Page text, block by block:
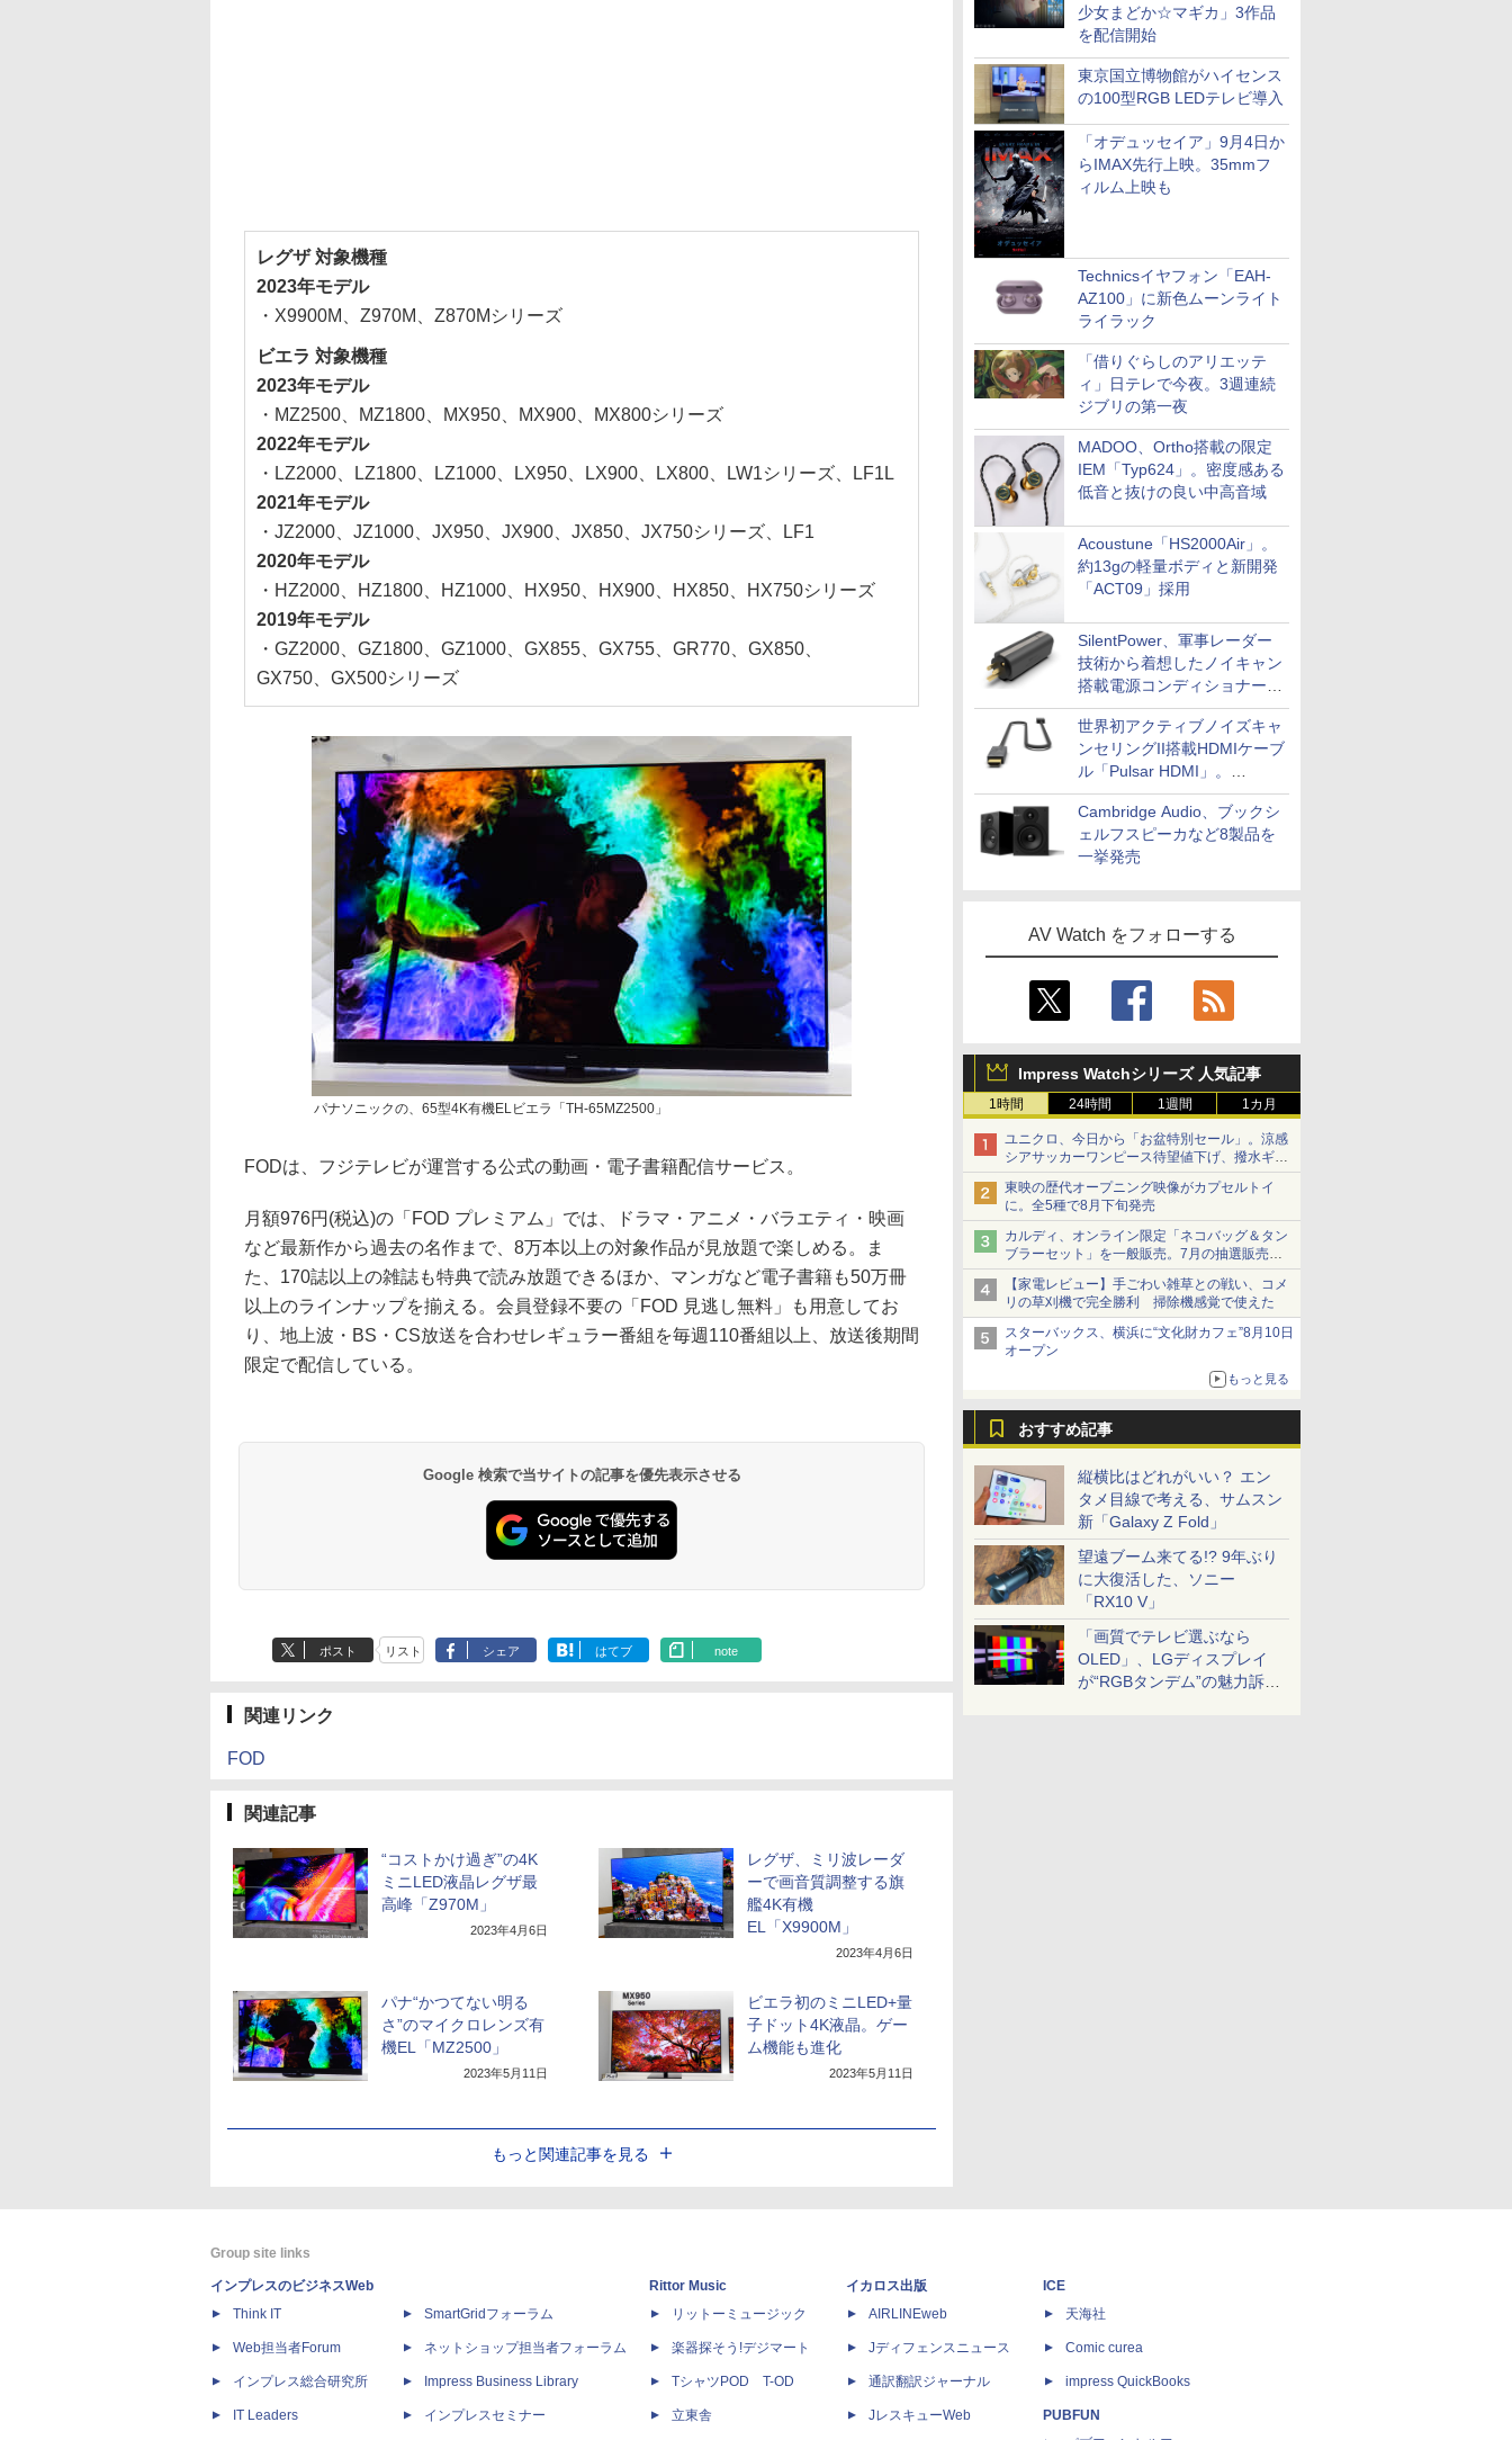
少女まどか☆マギカ」3作品
を配信開始
東京国立博物館がハイセンス
の100型RGB LEDテレビ導入
「オデュッセイア」9月4日か
らIMAX先行上映。35mmフ
ィルム上映も
Technicsイヤフォン「EAH-
AZ100」に新色ムーンライト
ライラック
「借りぐらしのアリエッテ
ィ」日テレで今夜。3週連続
ジブリの第一夜
MADOO、Ortho搭載の限定
IEM「Typ624」。密度感ある
低音と抜けの良い中高音域
Acoustune「HS2000Air」。
約13gの軽量ボディと新開発
「ACT09」採用
SilentPower、軍事レーダー
技術から着想したノイキャン
搭載電源コンディショナー
「AC iPurifier2」
世界初アクティブノイズキャ
ンセリングII搭載HDMIケーブ
ル「Pulsar HDMI」。
SilentPowerから
Cambridge Audio、ブックシ
ェルフスピーカなど8製品を
一挙発売
AV Watch をフォローする
Impress Watchシリーズ 人気記事
1時間 24時間 1週間 1カ月
ユニクロ、今日から「お盆特別セール」。涼感
シアサッカーワンピース待望値下げ、撥水ギア
ショーツは1990円に
東映の歴代オープニング映像がカプセルトイ
に。全5種で8月下旬発売
カルディ、オンライン限定「ネコバッグ＆タン
ブラーセット」を一般販売。7月の抽選販売の
当選無効分
【家電レビュー】手ごわい雑草との戦い、コメ
リの草刈機で完全勝利 掃除機感覚で使えた
スターバックス、横浜に“文化財カフェ”8月10日
オープン
もっと見る
おすすめ記事
縦横比はどれがいい？ エン
タメ目線で考える、サムスン
新「Galaxy Z Fold」
望遠ブーム来てる!? 9年ぶり
に大復活した、ソニー
「RX10 V」
「画質でテレビ選ぶなら
OLED」、LGディスプレイ
が“RGBタンデム”の魅力訴
レグザ 対象機種
2023年モデル
・X9900M、Z970M、Z870Mシリーズ
ビエラ 対象機種
2023年モデル
・MZ2500、MZ1800、MX950、MX900、MX800シリーズ
2022年モデル
・LZ2000、LZ1800、LZ1000、LX950、LX900、LX800、LW1シリーズ、LF1L
2021年モデル
・JZ2000、JZ1000、JX950、JX900、JX850、JX750シリーズ、LF1
2020年モデル
・HZ2000、HZ1800、HZ1000、HX950、HX900、HX850、HX750シリーズ
2019年モデル
・GZ2000、GZ1800、GZ1000、GX855、GX755、GR770、GX850、
GX750、GX500シリーズ
パナソニックの、65型4K有機ELビエラ「TH-65MZ2500」
FODは、フジテレビが運営する公式の動画・電子書籍配信サービス。
月額976円(税込)の「FOD プレミアム」では、ドラマ・アニメ・バラエティ・映画
など最新作から過去の名作まで、8万本以上の対象作品が見放題で楽しめる。ま
た、170誌以上の雑誌も特典で読み放題できるほか、マンガなど電子書籍も50万冊
以上のラインナップを揃える。会員登録不要の「FOD 見逃し無料」も用意してお
り、地上波・BS・CS放送を合わせレギュラー番組を毎週110番組以上、放送後期間
限定で配信している。
Google 検索で当サイトの記事を優先表示させる
ポスト リスト シェア はてブ note
関連リンク
FOD
関連記事
“コストかけ過ぎ”の4K
ミニLED液晶レグザ最
高峰「Z970M」
2023年4月6日
レグザ、ミリ波レーダ
ーで画音質調整する旗
艦4K有機
EL「X9900M」
2023年4月6日
パナ“かつてない明る
さ”のマイクロレンズ有
機EL「MZ2500」
2023年5月11日
ビエラ初のミニLED+量
子ドット4K液晶。ゲー
ム機能も進化
2023年5月11日
もっと関連記事を見る
Group site links
インプレスのビジネスWeb
Think IT
Web担当者Forum
インプレス総合研究所
IT Leaders
SmartGridフォーラム
ネットショップ担当者フォーラム
Impress Business Library
インプレスセミナー
Rittor Music
リットーミュージック
楽器探そう!デジマート
TシャツPOD T-OD
立東舎
イカロス出版
AIRLINEweb
Jディフェンスニュース
通訳翻訳ジャーナル
JレスキューWeb
ICE
天海社
Comic curea
impress QuickBooks
PUBFUN